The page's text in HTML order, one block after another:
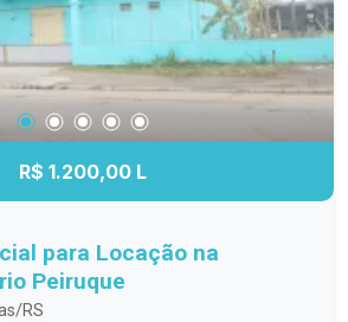
Excelente
busca praticidade na rotina.
para uso, com mobília
adequado para estudo ou
em localização
fácil deslocamento para
Entre em contato
R$ 1.200,00 L
para Locação na
Peiruque
RS